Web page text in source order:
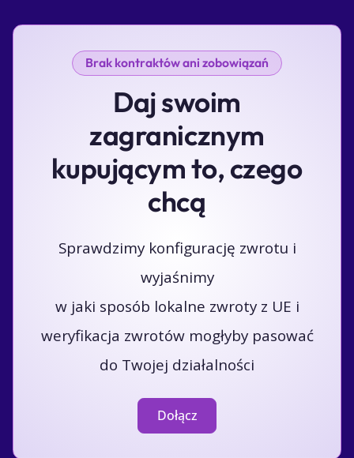
Brak kontraktów ani zobowiązań
Daj swoim
zagranicznym
kupującym to, czego
chcą
Sprawdzimy konfigurację zwrotu i
wyjaśnimy
w jaki sposób lokalne zwroty z UE i
weryfikacja zwrotów mogłyby pasować
do Twojej działalności
Dołącz